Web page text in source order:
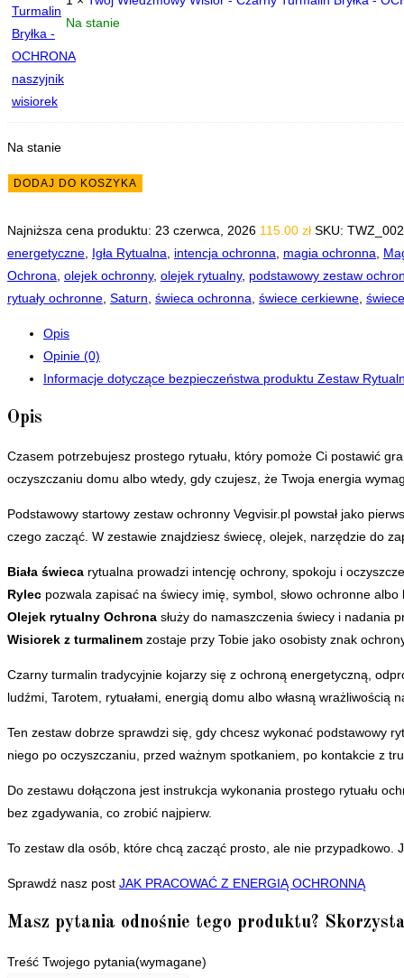
Na stanie
Na stanie
ilość
startowy
Ochrona
z
wisiorkiem
DODAJ DO KOSZYKA
Najniższa cena produktu: 23 czerwca, 2026 115.00 zł SKU: TWZ_002
energetyczne, Igła Rytualna, intencja ochronna, magia ochronna,
Ochrona, olejek ochronny, olejek rytualny, podstawowy zestaw
rytuały ochronne, Saturn, świeca ochronna, świece cerkiewne,
Opis
Opinie (0)
Informacje dotyczące bezpieczeństwa produktu Zestaw
Opis
Czasem potrzebujesz prostego rytuału, który pomoże Ci postawić
oczyszczaniu domu albo wtedy, gdy czujesz, że Twoja energia
Podstawowy startowy zestaw ochronny Vegvisir.pl powstał jako
czego zacząć. W zestawie znajdziesz świecę, olejek, narzędzie do
Biała świeca rytualna prowadzi intencję ochrony, spokoju i
Rylec pozwala zapisać na świecy imię, symbol, słowo ochronne
Olejek rytualny Ochrona służy do namaszczenia świecy i nadania
Wisiorek z turmalinem zostaje przy Tobie jako osobisty znak
Czarny turmalin tradycyjnie kojarzy się z ochroną energetyczną,
ludźmi, Tarotem, rytuałami, energią domu albo własną wrażliwością
Ten zestaw dobrze sprawdzi się, gdy chcesz wykonać podstawowy
niego po oczyszczaniu, przed ważnym spotkaniem, po kontakcie z
Do zestawu dołączona jest instrukcja wykonania prostego rytuału
bez zgadywania, co zrobić najpierw.
To zestaw dla osób, które chcą zacząć prosto, ale nie
Sprawdź nasz post JAK PRACOWAĆ Z ENERGIĄ OCHRONNĄ
Masz pytania odnośnie tego produktu?
Treść Twojego pytania(wymagane)